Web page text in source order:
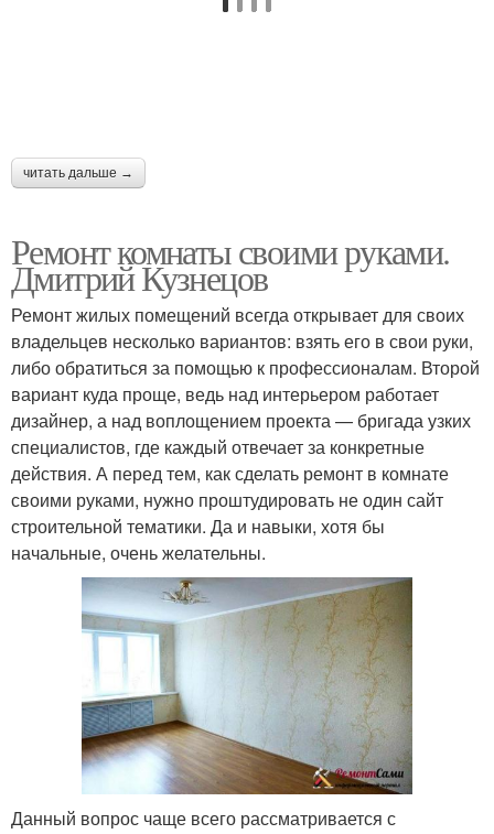
читать дальше →
Ремонт комнаты своими руками.
Дмитрий Кузнецов
Ремонт жилых помещений всегда открывает для своих
владельцев несколько вариантов: взять его в свои руки,
либо обратиться за помощью к профессионалам. Второй
вариант куда проще, ведь над интерьером работает
дизайнер, а над воплощением проекта — бригада узких
специалистов, где каждый отвечает за конкретные
действия. А перед тем, как сделать ремонт в комнате
своими руками, нужно проштудировать не один сайт
строительной тематики. Да и навыки, хотя бы
начальные, очень желательны.
Данный вопрос чаще всего рассматривается с